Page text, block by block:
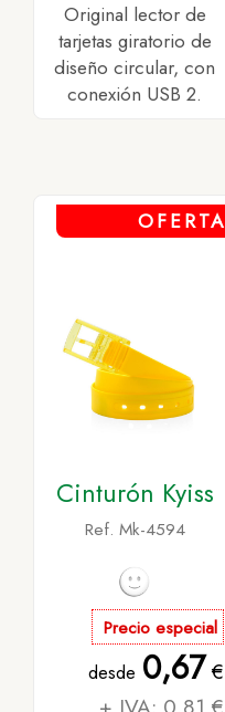
Original lector de
tarjetas giratorio de
diseño circular, con
conexión USB 2.
OFERTA
Cinturón Kyiss
Ref. Mk-4594
Precio especial
desde 0,67 €